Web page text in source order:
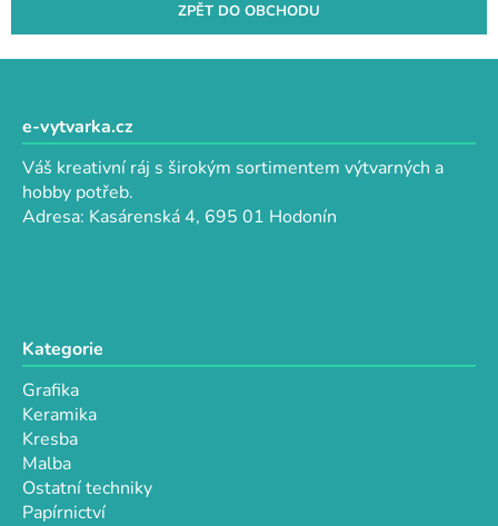
ZPĚT DO OBCHODU
e-vytvarka.cz
Váš kreativní ráj s širokým sortimentem výtvarných a
hobby potřeb.
Adresa: Kasárenská 4, 695 01 Hodonín
Kategorie
Grafika
Keramika
Kresba
Malba
Ostatní techniky
Papírnictví